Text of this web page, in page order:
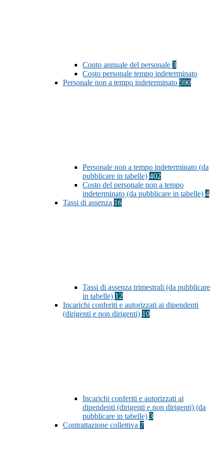
Conto annuale del personale 3
Costo personale tempo indeterminato
Personale non a tempo indeterminato 590
Personale non a tempo indeterminato (da
pubblicare in tabelle) 402
Costo del personale non a tempo
indeterminato (da pubblicare in tabelle) 4
Tassi di assenza 16
Tassi di assenza trimestrali (da pubblicare
in tabelle) 12
Incarichi conferiti e autorizzati ai dipendenti
(dirigenti e non dirigenti) 10
Incarichi conferiti e autorizzati ai
dipendenti (dirigenti e non dirigenti) (da
pubblicare in tabelle) 3
Contrattazione collettiva 7